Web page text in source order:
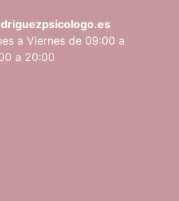
a Viernes de 09:00 a
a 20:00